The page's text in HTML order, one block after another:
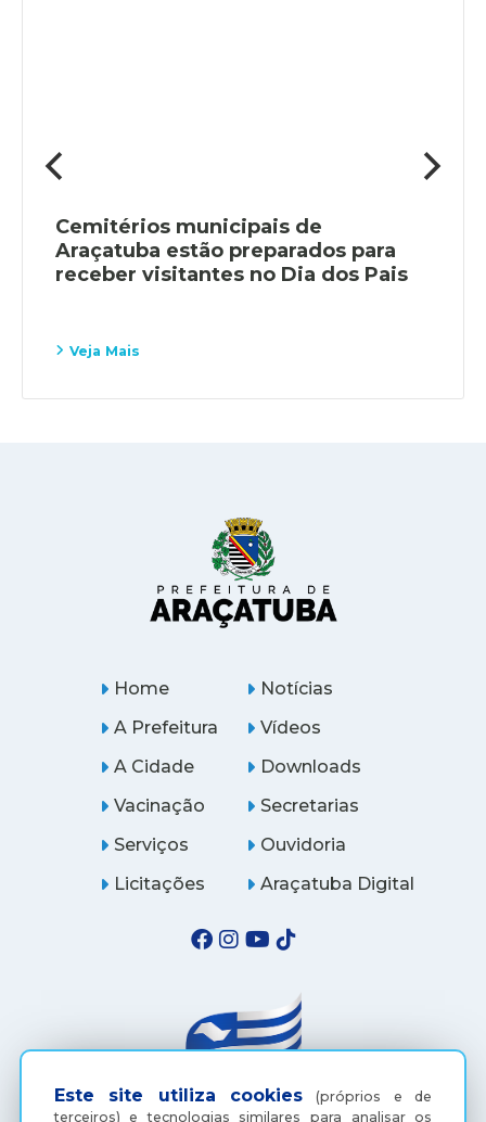
Cemitérios municipais de
Araçatuba estão preparados para
receber visitantes no Dia dos Pais
Veja Mais
Este site utiliza cookies (próprios e de
terceiros) e tecnologias similares para analisar os
Home
A Prefeitura
A Cidade
Notícias
Vídeos
Downloads
Vacinação
Serviços
Licitações
Secretarias
Ouvidoria
Araçatuba Digital